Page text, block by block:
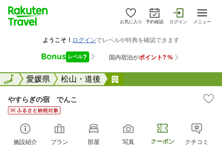
お気に入り 予約確認 ログイン メニュー
全国愛媛県 松山・道後
全国
やすらぎの宿 でんこ
施設紹介 プラン 部屋 写真 クーポン クチコミ